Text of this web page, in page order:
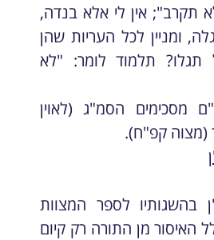
תקרב"; אין לי אלא בנדה,
ומניין לכל העריות שהן
תגלו? תלמוד לומר: "לא
מסכימים הסמ"ג (לאוין
(מצוה קפ"ח).
בהשגותיו לספר המצוות
האיסור מן התורה רק קיום